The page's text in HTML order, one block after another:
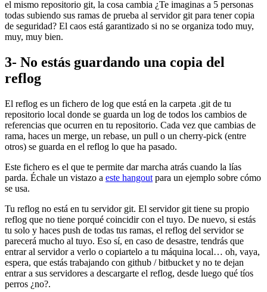
el mismo repositorio git, la cosa cambia ¿Te imaginas a 5 personas
todas subiendo sus ramas de prueba al servidor git para tener copia
de seguridad? El caos está garantizado si no se organiza todo muy,
muy, muy bien.
3- No estás guardando una copia del
reflog
El reflog es un fichero de log que está en la carpeta .git de tu
repositorio local donde se guarda un log de todos los cambios de
referencias que ocurren en tu repositorio. Cada vez que cambias de
rama, haces un merge, un rebase, un pull o un cherry-pick (entre
otros) se guarda en el reflog lo que ha pasado.
Este fichero es el que te permite dar marcha atrás cuando la lías
parda. Échale un vistazo a este hangout para un ejemplo sobre cómo
se usa.
Tu reflog no está en tu servidor git. El servidor git tiene su propio
reflog que no tiene porqué coincidir con el tuyo. De nuevo, si estás
tu solo y haces push de todas tus ramas, el reflog del servidor se
parecerá mucho al tuyo. Eso sí, en caso de desastre, tendrás que
entrar al servidor a verlo o copiartelo a tu máquina local… oh, vaya,
espera, que estás trabajando con github / bitbucket y no te dejan
entrar a sus servidores a descargarte el reflog, desde luego qué tíos
perros ¿no?.